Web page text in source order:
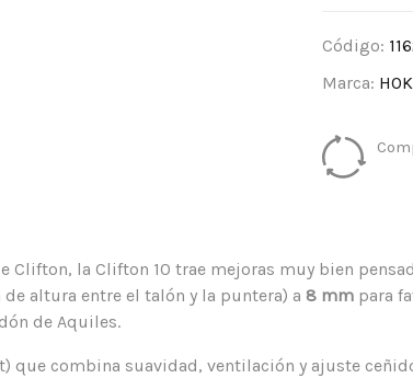
Código:
Marca:
Clifton, la Clifton 10 trae mejoras muy bien
altura entre el talón y la puntera) a 8 mm para
de Aquiles.
que combina suavidad, ventilación y ajuste